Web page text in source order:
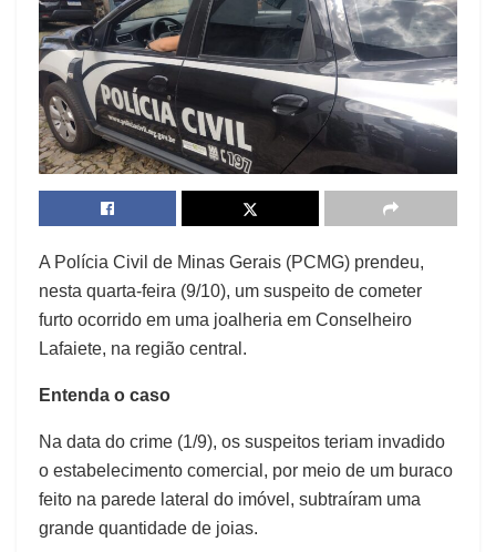
A Polícia Civil de Minas Gerais (PCMG) prendeu,
nesta quarta-feira (9/10), um suspeito de cometer
furto ocorrido em uma joalheria em Conselheiro
Lafaiete, na região central.
Entenda o caso
Na data do crime (1/9), os suspeitos teriam invadido
o estabelecimento comercial, por meio de um buraco
feito na parede lateral do imóvel, subtraíram uma
grande quantidade de joias.